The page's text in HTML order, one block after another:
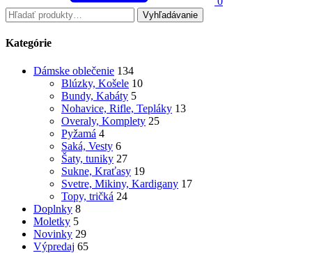
Hľadať:
Vyhľadávanie
Kategórie
Dámske oblečenie 134
Blúzky, Košele 10
Bundy, Kabáty 5
Nohavice, Rifle, Tepláky 13
Overaly, Komplety 25
Pyžamá 4
Saká, Vesty 6
Šaty, tuniky 27
Sukne, Kraťasy 19
Svetre, Mikiny, Kardigany 17
Topy, tričká 24
Doplnky 8
Moletky 5
Novinky 29
Výpredaj 65